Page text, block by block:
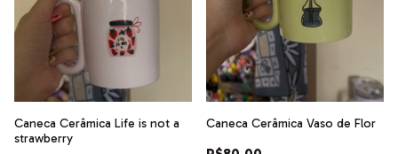
Caneca Cerâmica Life is not a
strawberry
Caneca Cerâmica Vaso de Flor